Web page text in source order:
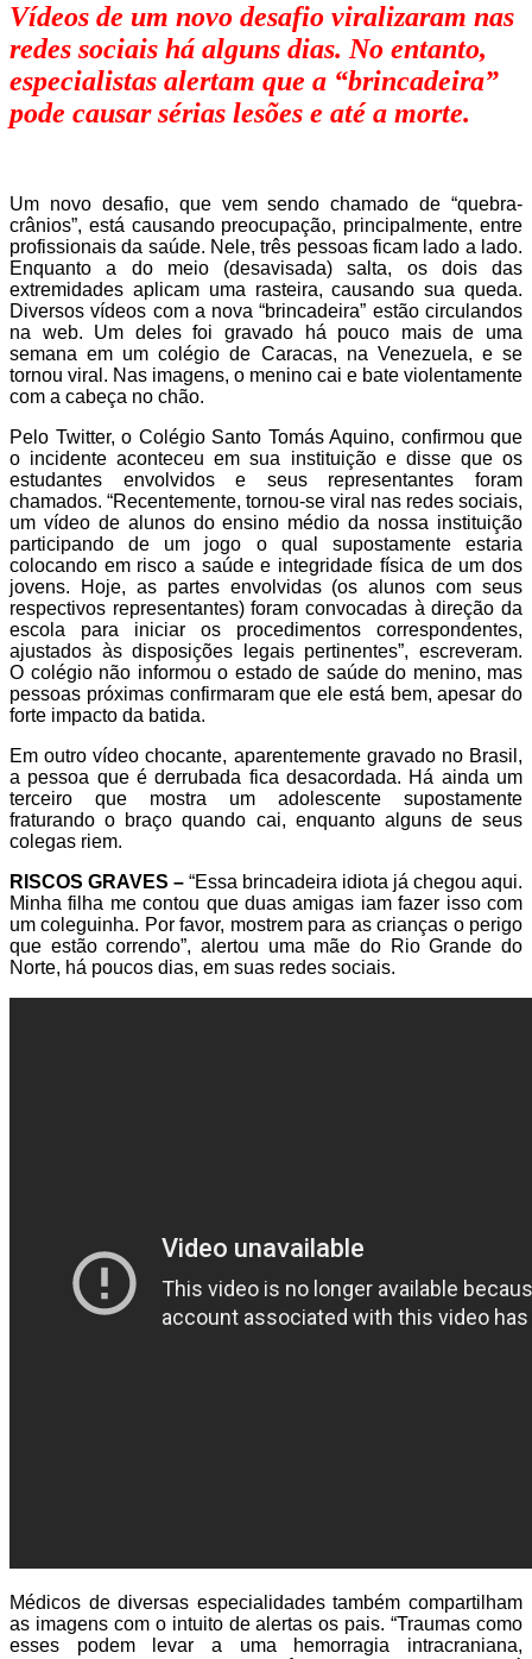
Vídeos de um novo desafio viralizaram nas
redes sociais há alguns dias. No entanto,
especialistas alertam que a “brincadeira”
pode causar sérias lesões e até a morte.
Um novo desafio, que vem sendo chamado de “quebra-
crânios”, está causando preocupação, principalmente, entre
profissionais da saúde. Nele, três pessoas ficam lado a lado.
Enquanto a do meio (desavisada) salta, os dois das
extremidades aplicam uma rasteira, causando sua queda.
Diversos vídeos com a nova “brincadeira” estão circulandos
na web. Um deles foi gravado há pouco mais de uma
semana em um colégio de Caracas, na Venezuela, e se
tornou viral. Nas imagens, o menino cai e bate violentamente
com a cabeça no chão.
Pelo Twitter, o Colégio Santo Tomás Aquino, confirmou que
o incidente aconteceu em sua instituição e disse que os
estudantes envolvidos e seus representantes foram
chamados. “Recentemente, tornou-se viral nas redes sociais,
um vídeo de alunos do ensino médio da nossa instituição
participando de um jogo o qual supostamente estaria
colocando em risco a saúde e integridade física de um dos
jovens. Hoje, as partes envolvidas (os alunos com seus
respectivos representantes) foram convocadas à direção da
escola para iniciar os procedimentos correspondentes,
ajustados às disposições legais pertinentes”, escreveram.
O colégio não informou o estado de saúde do menino, mas
pessoas próximas confirmaram que ele está bem, apesar do
forte impacto da batida.
Em outro vídeo chocante, aparentemente gravado no Brasil,
a pessoa que é derrubada fica desacordada. Há ainda um
terceiro que mostra um adolescente supostamente
fraturando o braço quando cai, enquanto alguns de seus
colegas riem.
RISCOS GRAVES – “Essa brincadeira idiota já chegou aqui.
Minha filha me contou que duas amigas iam fazer isso com
um coleguinha. Por favor, mostrem para as crianças o perigo
que estão correndo”, alertou uma mãe do Rio Grande do
Norte, há poucos dias, em suas redes sociais.
Médicos de diversas especialidades também compartilham
as imagens com o intuito de alertas os pais. “Traumas como
esses podem levar a uma hemorragia intracraniana,